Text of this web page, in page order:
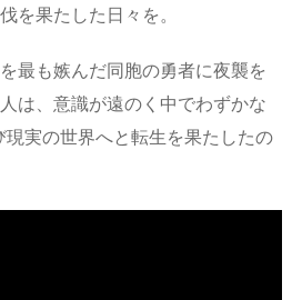
を果たした日々を。
最も嫉んだ同胞の勇者に夜襲を
は、意識が遠のく中でわずかな
実の世界へと転生を果たしたの